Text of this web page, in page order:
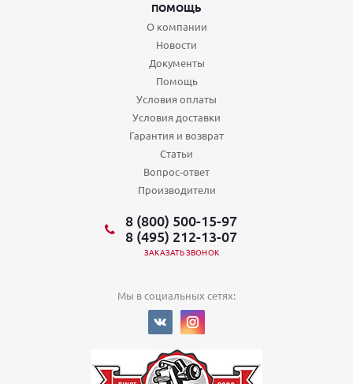
ПОМОЩЬ
О компании
Новости
Документы
Помощь
Условия оплаты
Условия доставки
Гарантия и возврат
Статьи
Вопрос-ответ
Производители
8 (800) 500-15-97
8 (495) 212-13-07
ЗАКАЗАТЬ ЗВОНОК
Мы в социальных сетях: